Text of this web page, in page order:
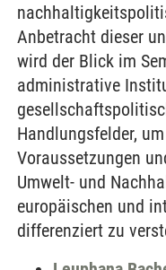
Anbetracht dieser
wird der Blick im
administrative
Handlungsfelder,
Voraussetzungen
Umwelt- und
europäischen und
differenziert zu